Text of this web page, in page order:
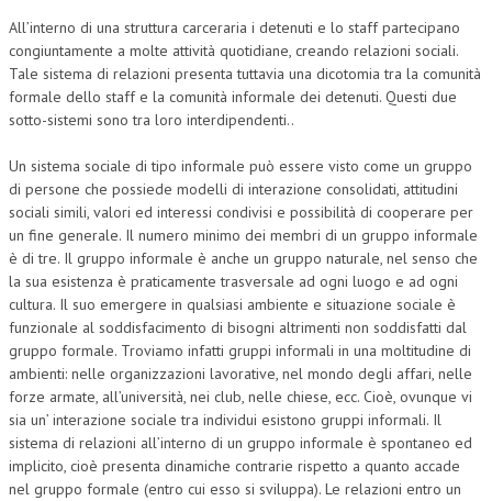
All’interno di una struttura carceraria i detenuti e lo staff partecipano
congiuntamente a molte attività quotidiane, creando relazioni sociali.
Tale sistema di relazioni presenta tuttavia una dicotomia tra la comunità
formale dello staff e la comunità informale dei detenuti. Questi due
sotto-sistemi sono tra loro interdipendenti..
Un sistema sociale di tipo informale può essere visto come un gruppo
di persone che possiede modelli di interazione consolidati, attitudini
sociali simili, valori ed interessi condivisi e possibilità di cooperare per
un fine generale. Il numero minimo dei membri di un gruppo informale
è di tre. Il gruppo informale è anche un gruppo naturale, nel senso che
la sua esistenza è praticamente trasversale ad ogni luogo e ad ogni
cultura. Il suo emergere in qualsiasi ambiente e situazione sociale è
funzionale al soddisfacimento di bisogni altrimenti non soddisfatti dal
gruppo formale. Troviamo infatti gruppi informali in una moltitudine di
ambienti: nelle organizzazioni lavorative, nel mondo degli affari, nelle
forze armate, all’università, nei club, nelle chiese, ecc. Cioè, ovunque vi
sia un’ interazione sociale tra individui esistono gruppi informali. Il
sistema di relazioni all’interno di un gruppo informale è spontaneo ed
implicito, cioè presenta dinamiche contrarie rispetto a quanto accade
nel gruppo formale (entro cui esso si sviluppa). Le relazioni entro un